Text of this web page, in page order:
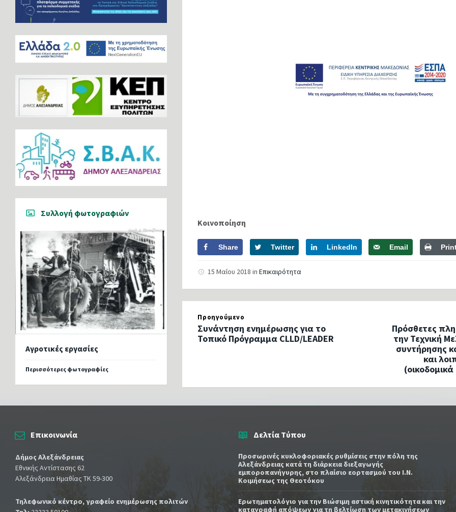
Κοινοποίηση
Share Twitter LinkedIn Email
15 Μαΐου 2018inΕπικαιρότητα
Προηγούμενο
Συνάντηση ενημέρωσης για το
Τοπικό Πρόγραμμα CLLD/LEADER
Πρόσθετες
την Τεχνική
συντήρησης
και
Συλλογή φωτογραφιών
Αγροτικές εργασίες
Περισσότερες φωτογραφίες
Επικοινωνία
Δήμος Αλεξάνδρειας
Εθνικής Αντίστασης 62
Αλεξάνδρεια Ημαθίας ΤΚ 59-300
Τηλεφωνικό κέντρο, γραφείο ενημέρωσης πολιτών
Δελτία Τύπου
Προσωρινές κυκλοφοριακές ρυθμίσεις στην πόλη της
Αλεξάνδρειας κατά τη διάρκεια διεξαγωγής
εμποροπανήγυρης, στο πλαίσιο εορτασμού του Ι.Ν.
Κοιμήσεως της Θεοτόκου
Ερωτηματολόγιο για την Βιώσιμη αστική κινητικότητα και την
καταγραφή απόψεων για τη βελτίωση των μετακινήσεων